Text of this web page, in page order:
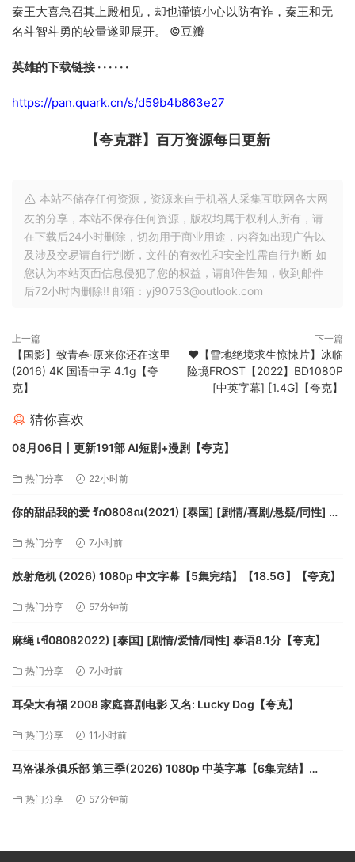
秦王大喜急召其上殿相见，却也谨慎小心以防有诈，秦王和无
名斗智斗勇的较量遂即展开。 ©豆瓣
英雄的下载链接 · · · · · ·
https://pan.quark.cn/s/d59b4b863e27
【夸克群】百万资源每日更新
本站不储存任何资源，资源来自于机器人采集互联网各大网
友的分享，本站不保存任何资源，版权均属于权利人所有，请
在下载后24小时删除，切勿用于商业用途，内容如出现广告以
及涉及交易请自行判断，文件的有效性和安全性需自行判断 如
您认为本站页面信息侵犯了您的权益，请邮件告知，收到邮件
后72小时内删除!! 邮箱：yj90753@outlook.com
上一篇
【国影】致青春·原来你还在这里
(2016) 4K 国语中字 4.1g【夸
克】
下一篇
❤️【雪地绝境求生惊悚片】冰临
险境FROST【2022】BD1080P
[中英字幕] [1.4G]【夸克】
猜你喜欢
08月06日丨更新191部 AI短剧+漫剧【夸克】
热门分享 22小时前
你的甜品我的爱 รัก0808ณ(2021) [泰国] [剧情/喜剧/悬疑/同性] 泰
热门分享 7小时前
放射危机 (2026) 1080p 中文字幕【5集完结】【18.5G】【夸克】
热门分享 57分钟前
麻绳 เชื08082022) [泰国] [剧情/爱情/同性] 泰语8.1分【夸克】
热门分享 7小时前
耳朵大有福 2008 家庭喜剧电影 又名: Lucky Dog【夸克】
热门分享 11小时前
马洛谋杀俱乐部 第三季(2026) 1080p 中英字幕【6集完结】
热门分享 57分钟前